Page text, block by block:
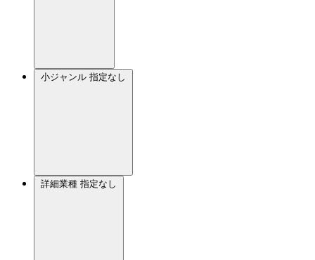
小ジャンル 指定なし
詳細業種 指定なし